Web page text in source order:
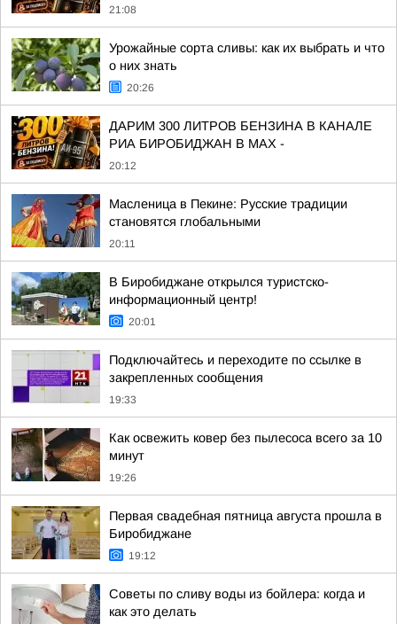
21:08
Урожайные сорта сливы: как их выбрать и что
о них знать
20:26
ДАРИМ 300 ЛИТРОВ БЕНЗИНА В КАНАЛЕ
РИА БИРОБИДЖАН В МАХ -
20:12
Масленица в Пекине: Русские традиции
становятся глобальными
20:11
В Биробиджане открылся туристско-
информационный центр!
20:01
Подключайтесь и переходите по ссылке в
закрепленных сообщения
19:33
Как освежить ковер без пылесоса всего за 10
минут
19:26
Первая свадебная пятница августа прошла в
Биробиджане
19:12
Советы по сливу воды из бойлера: когда и
как это делать